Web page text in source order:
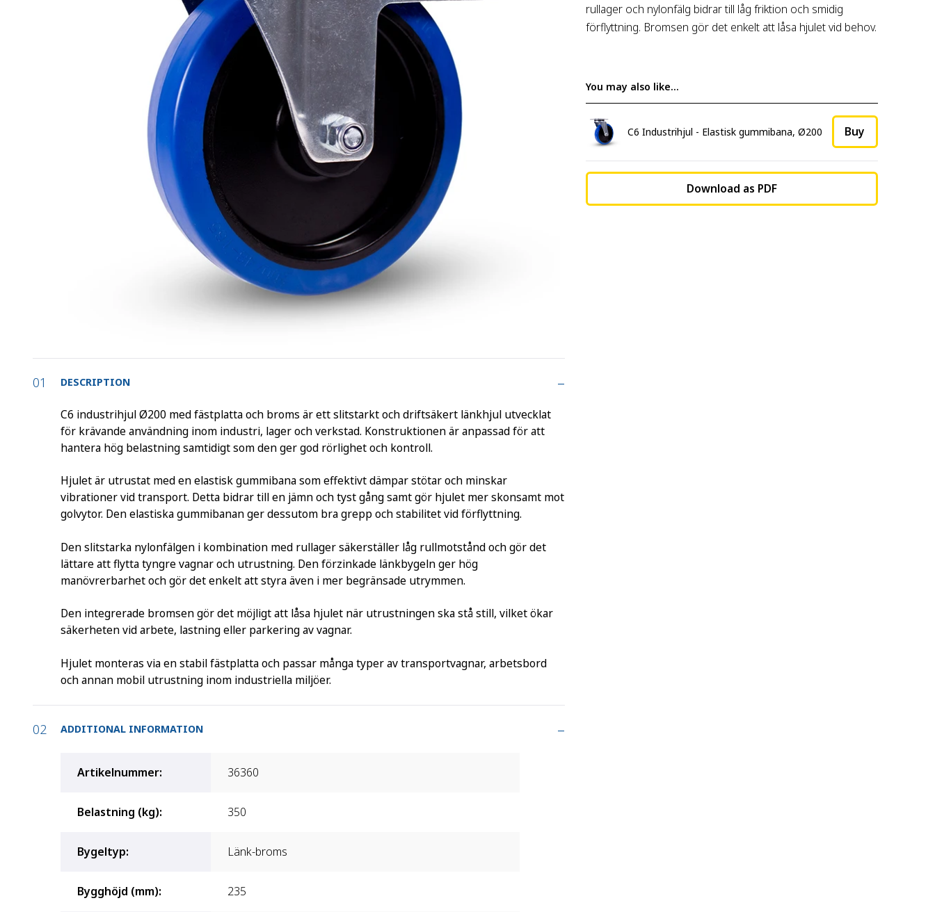
rullager och nylonfälg bidrar till låg friktion och smidig
förflyttning. Bromsen gör det enkelt att låsa hjulet vid behov.
You may also like…
C6 Industrihjul - Elastisk gummibana, Ø200 Buy
Download as PDF
DESCRIPTION
C6 industrihjul Ø200 med fästplatta och broms är ett slitstarkt och driftsäkert länkhjul utvecklat
för krävande användning inom industri, lager och verkstad. Konstruktionen är anpassad för att
hantera hög belastning samtidigt som den ger god rörlighet och kontroll.
Hjulet är utrustat med en elastisk gummibana som effektivt dämpar stötar och minskar
vibrationer vid transport. Detta bidrar till en jämn och tyst gång samt gör hjulet mer skonsamt mot
golvytor. Den elastiska gummibanan ger dessutom bra grepp och stabilitet vid förflyttning.
Den slitstarka nylonfälgen i kombination med rullager säkerställer låg rullmotstånd och gör det
lättare att flytta tyngre vagnar och utrustning. Den förzinkade länkbygeln ger hög
manövrerbarhet och gör det enkelt att styra även i mer begränsade utrymmen.
Den integrerade bromsen gör det möjligt att låsa hjulet när utrustningen ska stå still, vilket ökar
säkerheten vid arbete, lastning eller parkering av vagnar.
Hjulet monteras via en stabil fästplatta och passar många typer av transportvagnar, arbetsbord
och annan mobil utrustning inom industriella miljöer.
ADDITIONAL INFORMATION
Artikelnummer: 36360
Belastning (kg): 350
Bygeltyp: Länk-broms
Bygghöjd (mm): 235